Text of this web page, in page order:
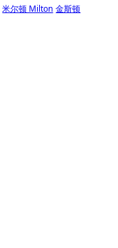
米尔顿 Milton 金斯顿